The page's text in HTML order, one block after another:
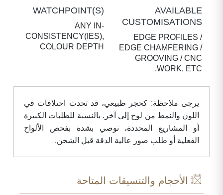
AVAILABLE
CUSTOMISATIONS
EDGE PROFILES /
EDGE CHAMFERING /
GROOVING / CNC
WORK, ETC.
WATCHPOINT(S)
ANY IN-
CONSISTENCY(IES),
COLOUR DEPTH
يرجى ملاحظة: كحجر طبيعي، قد تحدث اختلافات في
اللون والنمط من لوح إلى آخر. بالنسبة للطلبات الكبيرة
أو المشاريع المحددة، نوصي بشدة بفحص الألواح
الفعلية أو طلب صور عالية الدقة قبل الشحن.
الأحجام والتنسيقات المتاحة